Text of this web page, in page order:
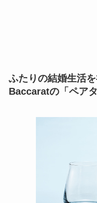
ふたりの結婚生活
Baccaratの「ペアタ